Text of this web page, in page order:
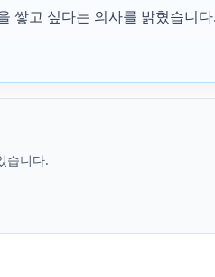
쌓고 싶다는 의사를 밝혔습니
습니다.